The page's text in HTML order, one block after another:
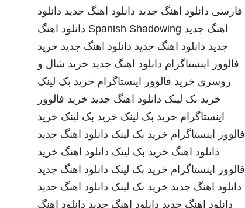
فارسی دانلود اهنگ جدید دانلود اهنگ جدید دانلود
اهنگ جدید Spanish Shadowing دانلود اهنگ
جدید دانلود اهنگ جدید دانلود اهنگ جدید خرید
فالوور اینستاگرام دانلود اهنگ جدید خرید شال و
روسری خرید فالوور اینستاگرام خرید بک لینک
خرید بک لینک دانلود اهنگ جدید خرید فالوور
اینستاگرام خرید بک لینک خرید بک لینک خرید
فالوور اینستاگرام خرید بک لینک دانلود اهنگ جدید
دانلود اهنگ خرید بک لینک دانلود اهنگ خرید
فالوور اینستاگرام خرید بک لینک دانلود اهنگ جدید
دانلود اهنگ جدید خرید بک لینک دانلود اهنگ جدید
دانلود اهنگ جدید دانلود اهنگ جدید دانلود اهنگ